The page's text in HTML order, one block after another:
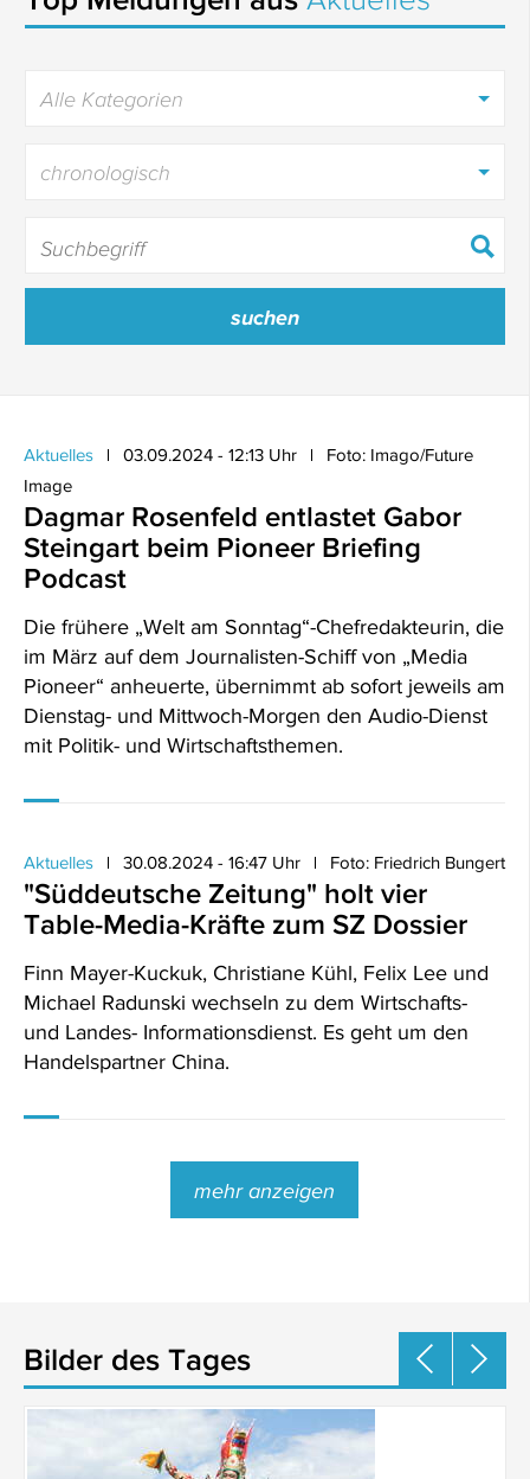
Alle Kategorien
chronologisch
Aktuelles 03.09.2024 - 12:13 Uhr
Foto: Imago/Future
Image
Dagmar Rosenfeld entlastet Gabor
Steingart beim Pioneer Briefing
Podcast
Die frühere „Welt am Sonntag“-Chefredakteurin, die
im März auf dem Journalisten-Schiff von „Media
Pioneer“ anheuerte, übernimmt ab sofort jeweils am
Dienstag- und Mittwoch-Morgen den Audio-Dienst
mit Politik- und Wirtschaftsthemen.
Aktuelles 30.08.2024 - 16:47 Uhr Foto: Friedrich Bungert
"Süddeutsche Zeitung" holt vier
Table-Media-Kräfte zum SZ Dossier
Finn Mayer-Kuckuk, Christiane Kühl, Felix Lee und
Michael Radunski wechseln zu dem Wirtschafts-
und Landes- Informationsdienst. Es geht um den
Handelspartner China.
mehr anzeigen
Bilder des Tages